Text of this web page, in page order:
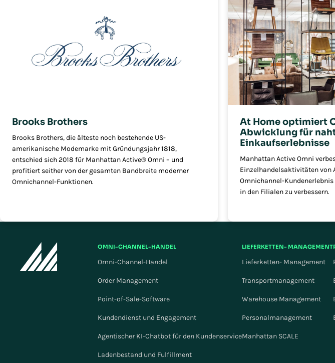
Brooks Brothers
Brooks Brothers, die älteste noch bestehende US-
amerikanische Modemarke mit Gründungsjahr 1818,
entschied sich 2018 für Manhattan Active® Omni – und
profitiert seither von der gesamten Bandbreite moderner
Omnichannel-Funktionen.
At Home optimiert
Abwicklung für
Einkaufserlebnisse
Manhattan Active Omni
Einzelhandelsaktivitäten von
Omnichannel-
in den Filialen zu verbessern.
OMNI-CHANNEL-HANDEL
Omni-Channel-Handel
Order Management
Point-of-Sale-Software
Kundendienst und Engagement
Agentischer KI-Chatbot für den Kundenservice
Ladenbestand und Fulfillment
LIEFERKETTEN- MANAGEMENT
Lieferketten- Management
Transportmanagement
Warehouse Management
Personalmanagement
Manhattan SCALE